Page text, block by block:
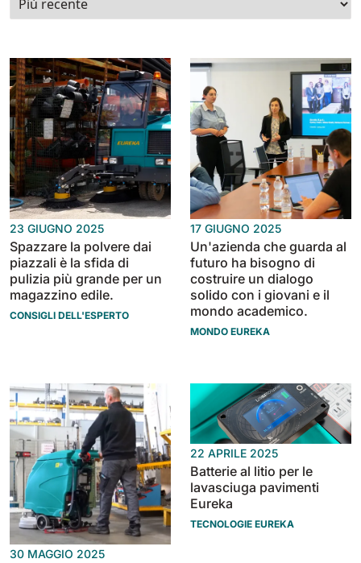
E51
530 mm 2280 m²/h
E61
610 mm 2625 m²/h
E71
710 mm 3195 m²/h
Lavapavimenti uomo a bordo
Mostra tutte
E65
650 mm 3900 m²/h
E75
Tigra
Rider 1201
1200 mm 10200 m²/h
Rider Lift
1200 mm 7865 m²/h
Xtrema
1400 mm 12600 m²/h
Magnum
Bull 200
2100 mm 29400 m²/h
23 GIUGNO 2025
Spazzare la polvere dai
piazzali è la sfida di
pulizia più grande per un
magazzino edile.
CONSIGLI DELL'ESPERTO
17 GIUGNO 2025
Un'azienda che guarda al
futuro ha bisogno di
costruire un dialogo
solido con i giovani e il
mondo academico.
MONDO EUREKA
30 MAGGIO 2025
22 APRILE 2025
Batterie al litio per le
lavasciuga pavimenti
Eureka
TECNOLOGIE EUREKA